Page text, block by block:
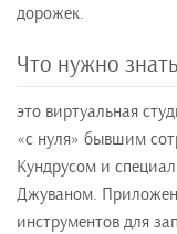
дорожек.
Что нужно
это виртуальная
«с нуля» бывшим
Кундрусом и
Джуваном.
инструментов для